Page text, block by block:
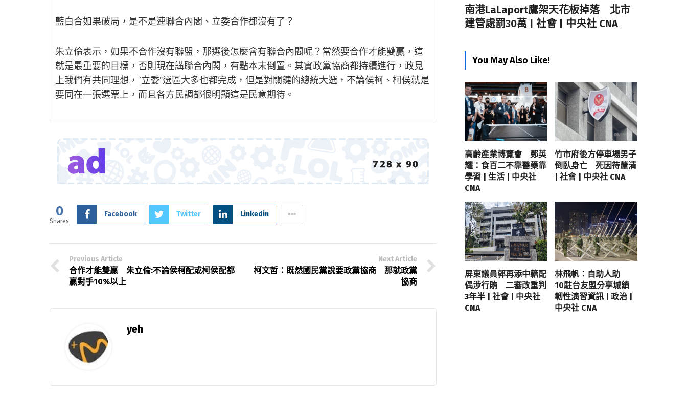
藍白合如果破局，是不是連聯合內閣、立委合作都沒有了？
朱立倫表示，如果不合作沒有聯盟，那選後怎麼會有聯合內閣呢？當然要合作才能雙贏，這
就是最重要的目標，否則現在講聯合內閣，有點本末倒置。其實政黨協商都持續進行，政見
上我們有共同理想，“立委”選區大多也都完成，但是對關鍵的總統大選，不論侯柯、柯侯就是
要同在一張選票上，而且各方民調都很明顯這是民意期待。
0
Shares
Facebook Twitter Linkedin
Previous Article
合作才能雙贏 朱立倫:不論侯柯配或柯侯配都
贏對手10%以上
Next Article
柯文哲：既然國民黨說要政黨協商 那就政黨
協商
yeh
南港LaLaport鷹架天花板掉落 北市
建管處罰30萬 | 社會 | 中央社 CNA
You May Also Like!
高齡產業博覽會 鄭英
耀：食百二不靠醫藥靠
學習 | 生活 | 中央社
CNA
竹市府後方停車場男子
倒臥身亡 死因待釐清
| 社會 | 中央社 CNA
屏東議員郭再添中籍配
偶涉行賄 二審改重判
3年半 | 社會 | 中央社
CNA
林飛帆：自助人助
10駐台友盟分享城鎮
韌性演習資訊 | 政治 |
中央社 CNA